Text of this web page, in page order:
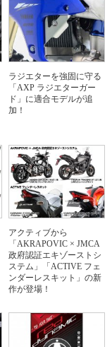
ラジエターを強固に守る
「AXP ラジエターガー
ド」に適合モデルが追
加！
アクティブから
「AKRAPOVIC × JMCA
政府認証エキゾーストシ
ステム」「ACTIVE フェ
ンダーレスキット」の新
作が登場！